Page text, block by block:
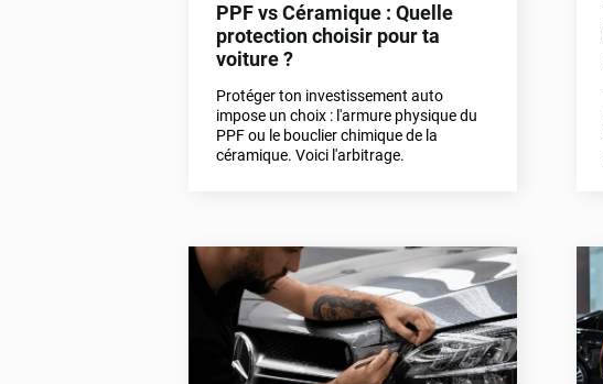
PPF vs Céramique : Quelle
protection choisir pour ta
voiture ?
Protéger ton investissement auto
impose un choix : l'armure physique du
PPF ou le bouclier chimique de la
céramique. Voici l'arbitrage.